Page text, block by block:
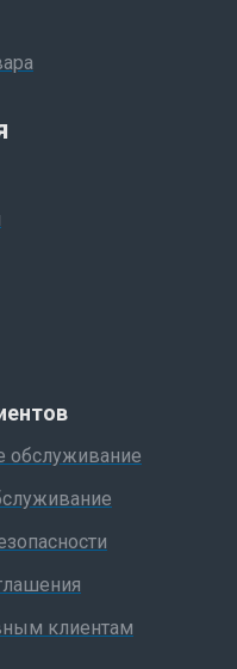
обслуживание
клиентам